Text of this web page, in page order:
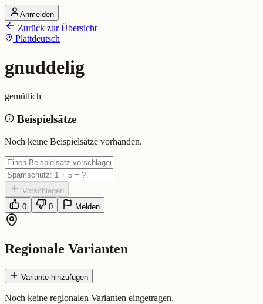
Startseite
Alle Dialekte
Dialekte vergleichen
Dialekt-Karte
Ranking
gnuddelig (Plattdeutsch)
Bedeutung:gemütlich
Anmelden
Zurück zur Übersicht
Plattdeutsch
gnuddelig
gemütlich
Beispielsätze
Noch keine Beispielsätze vorhanden.
Vorschlagen
0
0 Melden
Regionale Varianten
Variante hinzufügen
Noch keine regionalen Varianten eingetragen.